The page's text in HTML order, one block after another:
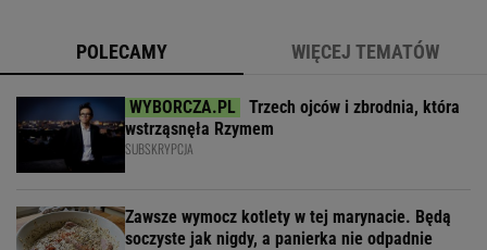
POLECAMY WIĘCEJ TEMATÓW
Trzech ojców i zbrodnia, która
wstrząsnęła Rzymem
SUBSKRYPCJA
Zawsze wymocz kotlety w tej marynacie. Będą
soczyste jak nigdy, a panierka nie odpadnie